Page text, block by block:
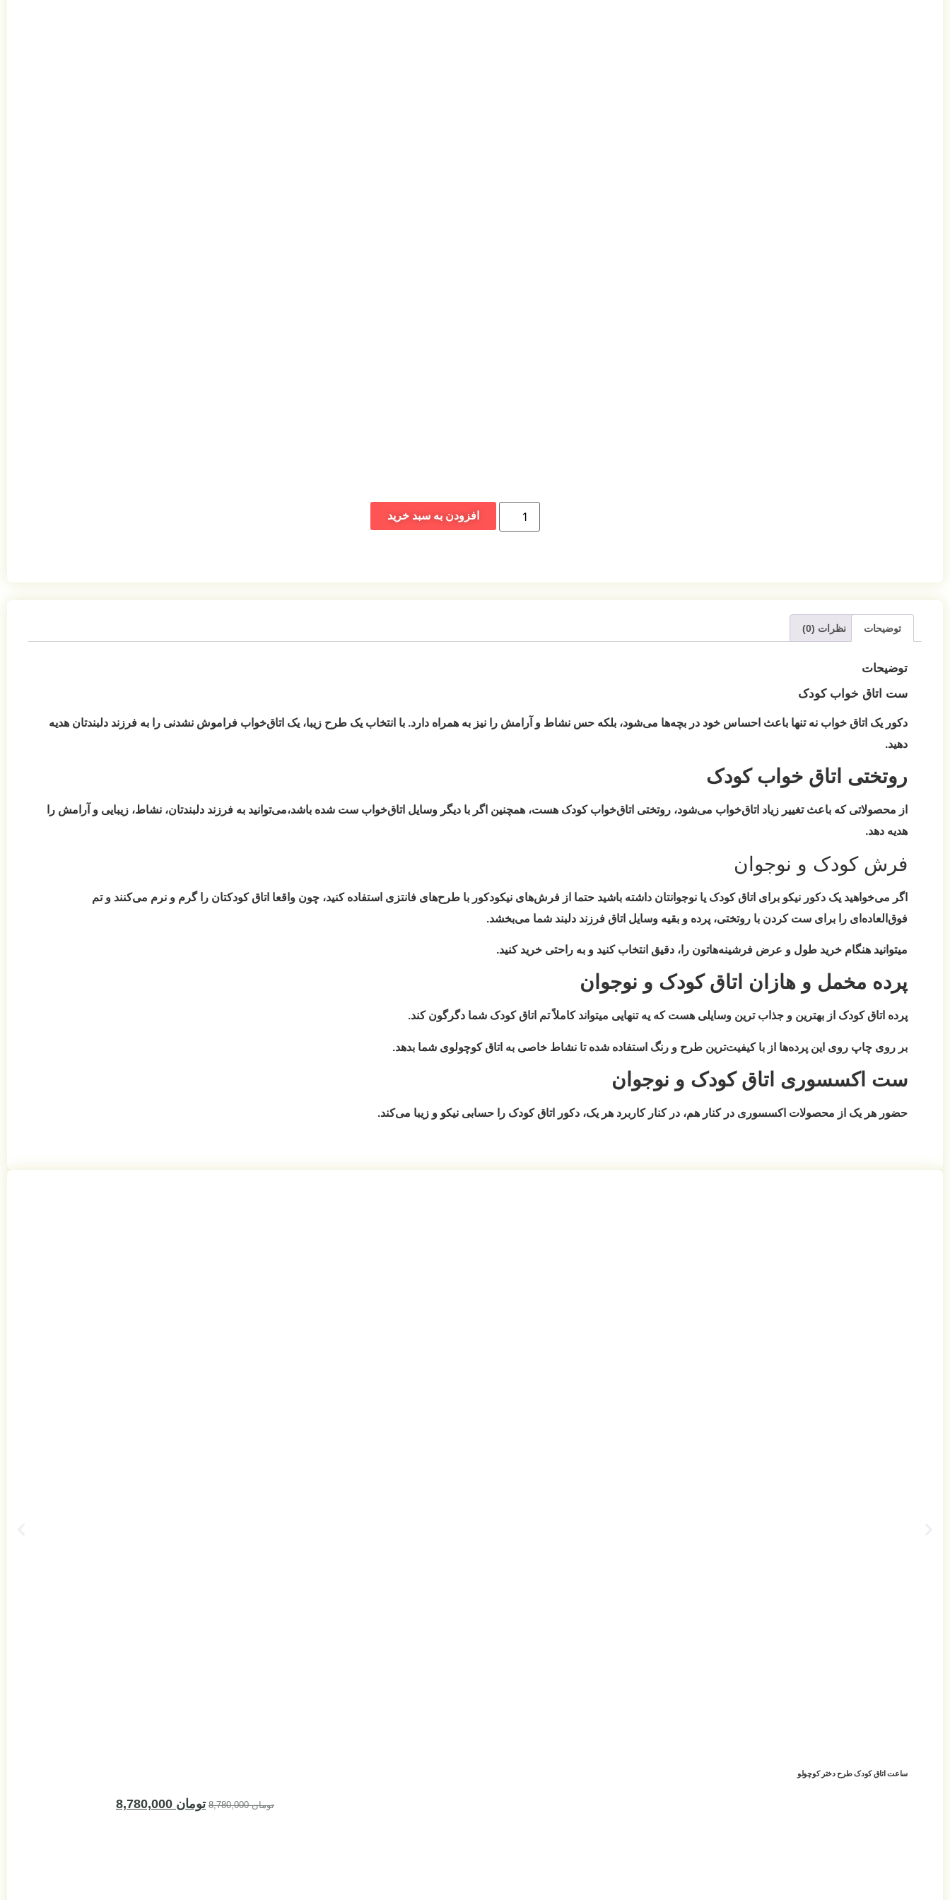
افزودن به سبد خرید
توضیحات نظرات (0)
توضیحات
ست اتاق خواب کودک
دکور یک اتاق خواب نه تنها باعث احساس خود در بچه‌ها می‌شود، بلکه حس نشاط و آرامش را نیز به همراه دارد. با انتخاب یک طرح زیبا، یک اتاق‌خواب فراموش نشدنی را به فرزند دلبندتان هدیه
دهید.
روتختی اتاق خواب کودک
از محصولاتی که باعث تغییر زیاد اتاق‌خواب می‌شود، روتختی اتاق‌خواب کودک هست، همچنین اگر با دیگر وسایل اتاق‌خواب ست شده باشد،می‌توانید به فرزند دلبندتان، نشاط، زیبایی و آرامش را
هدیه دهد.
فرش کودک و نوجوان
اگر می‌خواهید یک دکور نیکو برای اتاق کودک یا نوجوانتان داشته باشید حتما از فرش‌های نیکودکور با طرح‌های فانتزی استفاده کنید، چون واقعا اتاق کودکتان را گرم و نرم می‌کنند و تم
فوق‌العاده‌ای را برای ست کردن با روتختی، پرده و بقیه وسایل اتاق فرزند دلبند شما می‌بخشد.
میتوانید هنگام خرید طول و عرض فرشینه‌هاتون را، دقیق انتخاب کنید و به راحتی خرید کنید.
پرده مخمل و هازان اتاق کودک و نوجوان
پرده اتاق کودک از بهترین و جذاب ترین وسایلی هست که یه تنهایی میتواند کاملاً تم اتاق کودک شما دگرگون کند.
بر روی چاپ روی این پرده‌ها از با کیفیت‌ترین طرح و رنگ استفاده شده تا نشاط خاصی به اتاق کوچولوی شما بدهد.
ست اکسسوری اتاق کودک و نوجوان
حضور هر یک از محصولات اکسسوری در کنار هم، در کنار کاربرد هر یک، دکور اتاق کودک را حسابی نیکو و زیبا می‌کند.
ساعت اتاق کودک طرح دختر کوچولو
تومان8,780,000 تومان